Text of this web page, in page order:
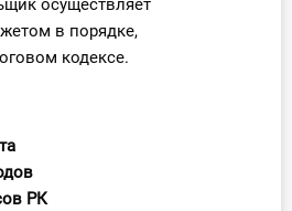
осуществляет
в порядке,
кодексе.
финансов РК